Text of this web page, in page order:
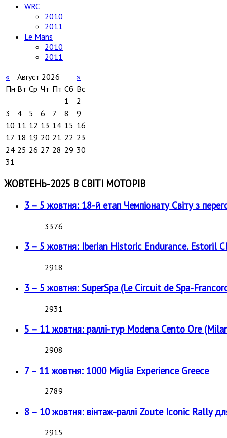
WRC
2010
2011
Le Mans
2010
2011
«
Август 2026
»
Пн Вт Ср Чт Пт Сб Вс
1
2
3
4 5 6 7 8
9
10 11 12 13 14 15 16
17 18 19 20 21 22 23
24 25 26 27 28 29 30
31
ЖОВТЕНЬ-2025 В СВІТІ МОТОРІВ
3 – 5 жовтня: 18-й етап Чемпіонату Світу з
3376
3 – 5 жовтня: Iberian Historic Endurance. Estoril
2918
3 – 5 жовтня: SuperSpa (Le Circuit de Spa-
2931
5 – 11 жовтня: раллі-тур Modena Cento Ore
2908
7 – 11 жовтня: 1000 Miglia Experience Greece
2789
8 – 10 жовтня: вінтаж-раллі Zoute Iconic Rally
2915